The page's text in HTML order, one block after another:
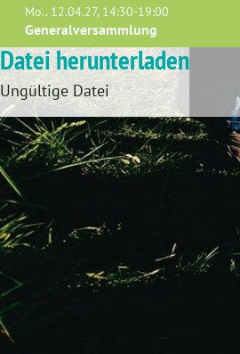
Mo.. 12.04.27, 14:30-19:00
Generalversammlung
Datei herunterladen
Ungültige Datei